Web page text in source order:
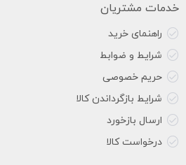
خدمات مشتریان
راهنمای خرید
شرایط و ضوابط
حریم خصوصی
شرایط بازگرداندن کالا
ارسال بازخورد
درخواست کالا